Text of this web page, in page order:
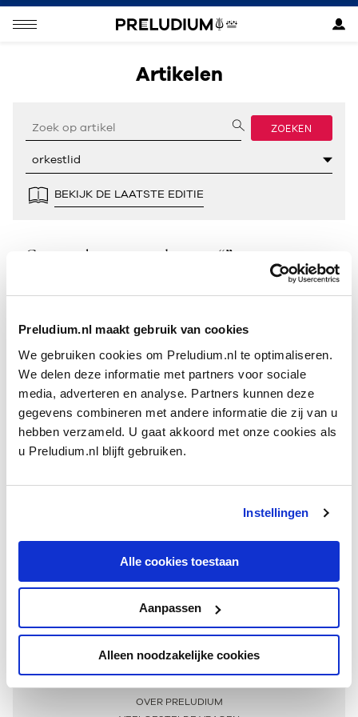
Preludium.nl maakt gebruik van cookies
We gebruiken cookies om Preludium.nl te optimaliseren.
We delen deze informatie met partners voor sociale
media, adverteren en analyse. Partners kunnen deze
gegevens combineren met andere informatie die zij van u
hebben verzameld. U gaat akkoord met onze cookies als
u Preludium.nl blijft gebruiken.
Instellingen
Alle cookies toestaan
Aanpassen
Alleen noodzakelijke cookies
Artikelen
ZOEKEN
BEKIJK DE LAATSTE EDITIE
Geen resultaten gevonden voor “”.
Meer informatie
OVER PRELUDIUM